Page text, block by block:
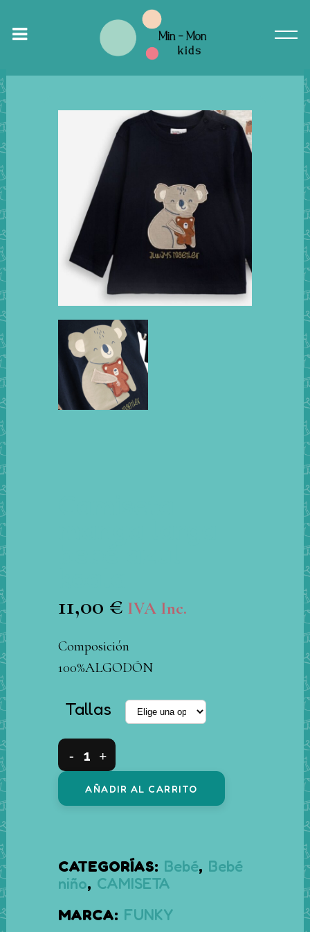
11,00 € IVA Inc.
Composición
100%ALGODÓN
Tallas
Camiseta
manga
larga
azul
koala
quantity
AÑADIR AL CARRITO
CATEGORÍAS: Bebé, Bebé
niño, CAMISETA
MARCA: FUNKY